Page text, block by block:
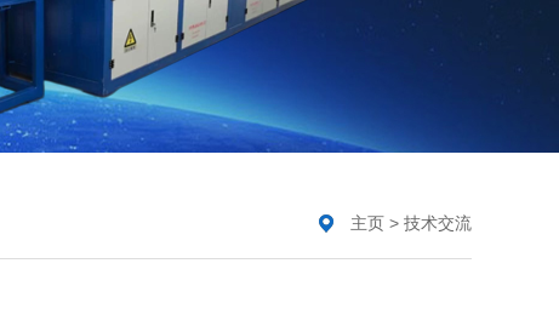
主页 > 技术交流